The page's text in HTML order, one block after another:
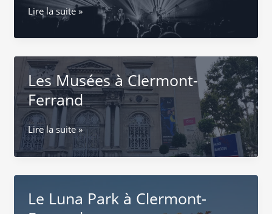
Festival
Europavox
à
Ferrand
Lire la suite »
Les Musées à Clermont-
Ferrand
Les
Musées
à
Lire la suite »
Le Luna Park à Clermont-